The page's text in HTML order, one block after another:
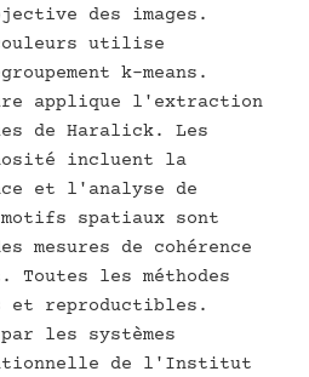
des images.
utilise
k-means.
applique l'extraction
de Haralick. Les
incluent la
et l'analyse de
spatiaux sont
mesures de cohérence
Toutes les méthodes
et reproductibles.
les systèmes
de l'Institut